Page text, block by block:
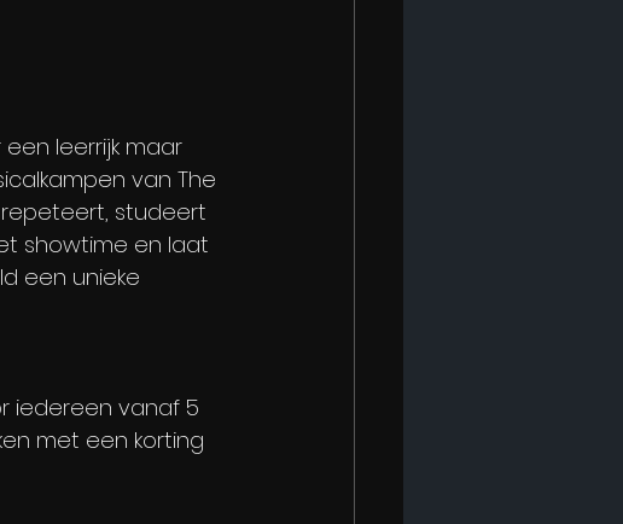
leerrijk maar
van The
repeteert, studeert
showtime en laat
een unieke
iedereen vanaf 5
met een korting